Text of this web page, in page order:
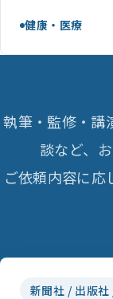
健康・医療
執筆・監修・講
談など、
ご依頼内容に応
新聞社 / 出版